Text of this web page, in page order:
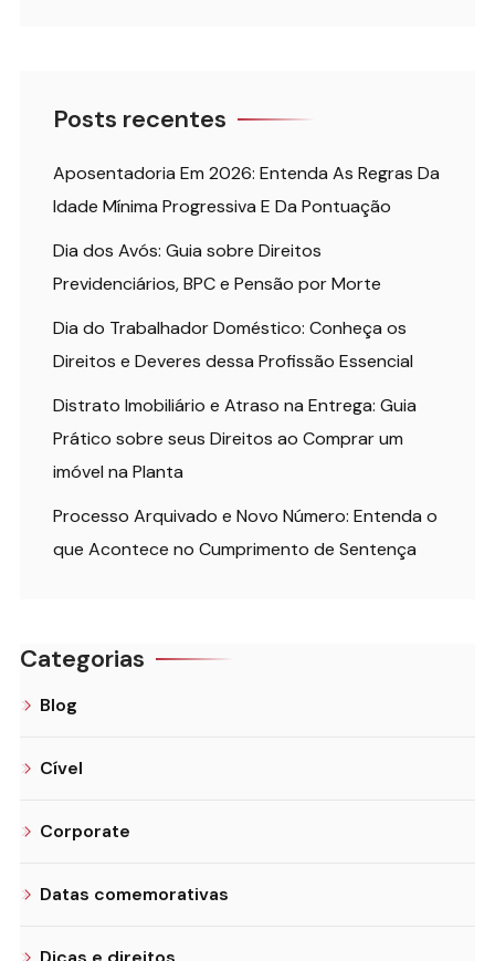
Posts recentes
Aposentadoria Em 2026: Entenda As Regras Da
Idade Mínima Progressiva E Da Pontuação
Dia dos Avós: Guia sobre Direitos
Previdenciários, BPC e Pensão por Morte
Dia do Trabalhador Doméstico: Conheça os
Direitos e Deveres dessa Profissão Essencial
Distrato Imobiliário e Atraso na Entrega: Guia
Prático sobre seus Direitos ao Comprar um
imóvel na Planta
Processo Arquivado e Novo Número: Entenda o
que Acontece no Cumprimento de Sentença
Categorias
Blog
Cível
Corporate
Datas comemorativas